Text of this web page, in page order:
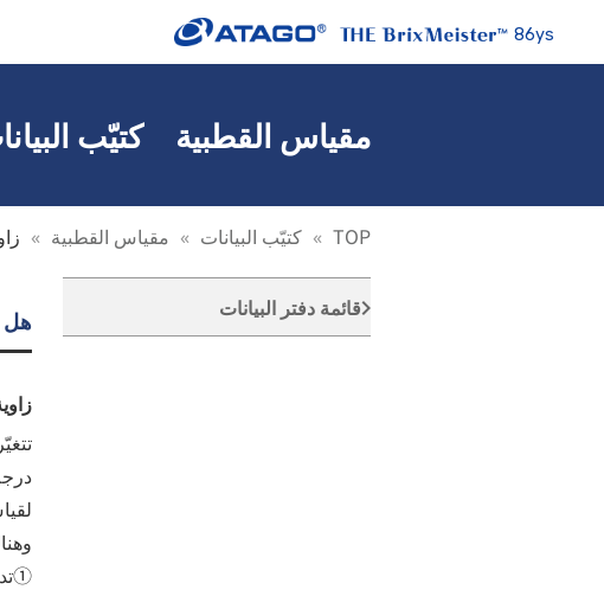
86ys
مقياس القطبية كتيّب
TOP كتيّب البيانات مقياس القطبية
keyboard_arrow_rightقائمة دفتر البيانات هل
درجة